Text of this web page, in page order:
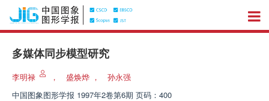
多媒体同步模型研究
李明禄 ， 盛焕烨 ，
孙永强
中国图象图形学报 1997年2卷第6期 页码：400